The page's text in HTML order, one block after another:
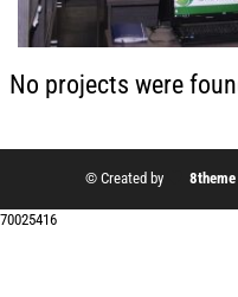
No projects were
© Created by 8theme
70025416